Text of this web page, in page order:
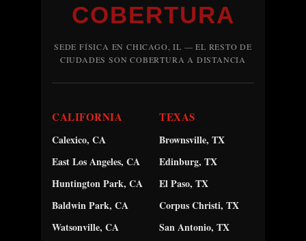
COBERTURA
SEDE FÍSICA EN CHICAGO, IL — EL RESTO DE
CIUDADES SON COBERTURA A DISTANCIA
CALIFORNIA
Calexico, CA
East Los Angeles, CA
Huntington Park, CA
Baldwin Park, CA
Watsonville, CA
TEXAS
Brownsville, TX
Edinburg, TX
El Paso, TX
Corpus Christi, TX
San Antonio, TX